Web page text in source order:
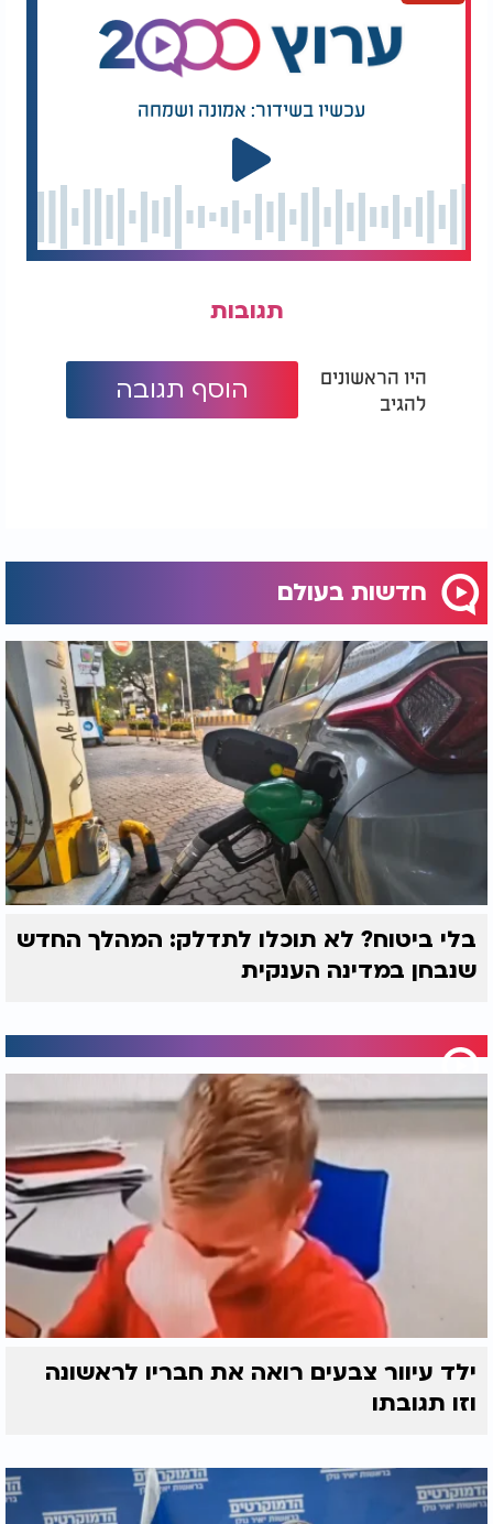
עכשיו בשידור: אמונה ושמחה
תגובות
היו הראשונים
להגיב
הוסף תגובה
חדשות בעולם
בלי ביטוח? לא תוכלו לתדלק: המהלך החדש
שנבחן במדינה הענקית
ילד עיוור צבעים רואה את חבריו לראשונה
וזו תגובתו